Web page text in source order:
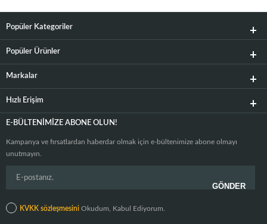
Popüler Kategoriler
Popüler Ürünler
Markalar
Hızlı Erişim
E-BÜLTENIMIZE ABONE OLUN!
Kampanya ve fırsatlardan haberdar olmak için e-bültenimize abone olmayı
unutmayın.
KVKK sözleşmesini Okudum, Kabul Ediyorum.